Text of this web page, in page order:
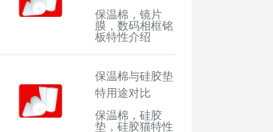
保温棉，镜片
膜，数码相框铭
板特性介绍
保温棉与硅胶垫
特用途对比
保温棉，硅胶
垫，硅胶猫特性